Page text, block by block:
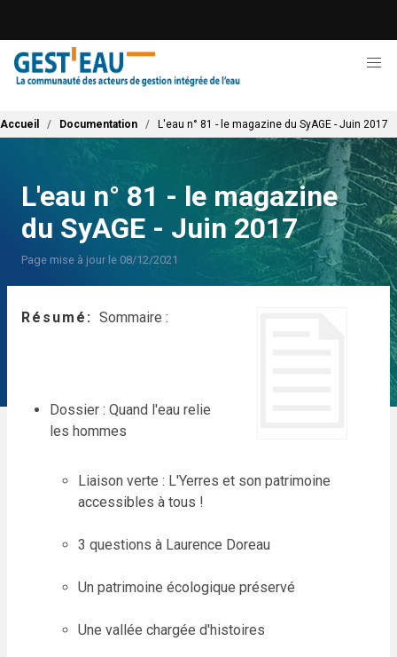
contenu
principal
Fil d'Ariane
Accueil Documentation L'eau n° 81 - le magazine du SyAGE - Juin 2017
L'eau n° 81 - le magazine
du SyAGE - Juin 2017
Page mise à jour le 08/12/2021
Résumé Sommaire :
Dossier : Quand l'eau relie
les hommes
Liaison verte : L'Yerres et son patrimoine
accessibles à tous !
3 questions à Laurence Doreau
Un patrimoine écologique préservé
Une vallée chargée d'histoires